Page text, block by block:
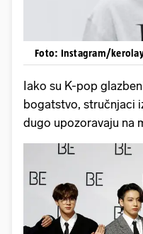
Foto: Instagram/
Iako su K-pop
bogatstvo, stručnjaci
dugo upozoravaju na